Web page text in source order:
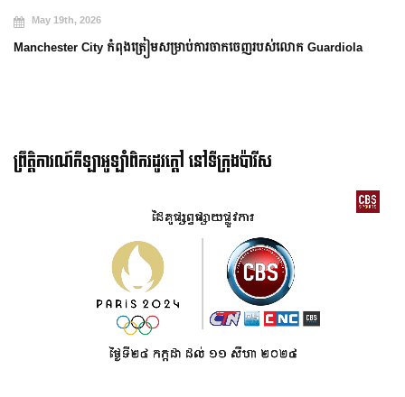
May 19th, 2026
Manchester City កំពុងត្រៀមសម្រាប់ការចាកចេញរបស់លោក Guardiola
ព្រឹត្តិការណ៍កីឡាអូឡាំពិករដូវក្ដៅ នៅទីក្រុងប៉ារីស